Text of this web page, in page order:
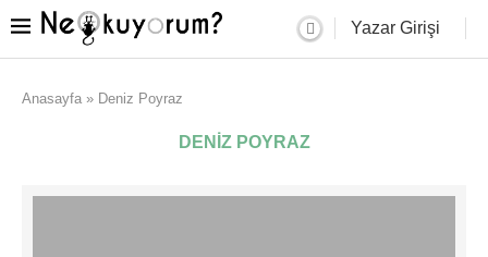
Yazar Girişi
Anasayfa » Deniz Poyraz
DENIZ POYRAZ